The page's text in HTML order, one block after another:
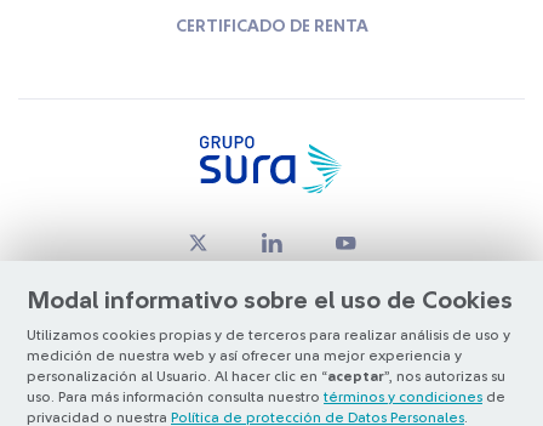
Modal informativo sobre el uso de Cookies
Utilizamos cookies propias y de terceros para realizar análisis de uso y
medición de nuestra web y así ofrecer una mejor experiencia y
personalización al Usuario. Al hacer clic en “aceptar”, nos autorizas su
uso. Para más información consulta nuestro términos y condiciones de
privacidad o nuestra Política de protección de Datos Personales
CERTIFICADO DE RENTA
© Copyright Grupo SURA 2026